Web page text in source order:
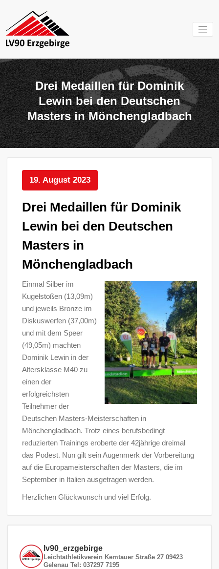
springen
e.V.
Mein Verein im
Drei Medaillen für Dominik
Lewin bei den Deutschen
Masters in Mönchengladbach
19. August 2023
Drei Medaillen für Dominik
Lewin bei den Deutschen
Masters in
Mönchengladbach
Einmal Silber im
Kugelstoßen (13,09m)
und jeweils Bronze im
Diskuswerfen (37,00m)
und mit dem Speer
(49,05m) machten
Dominik Lewin in der
Altersklasse M40 zu
einen der
erfolgreichsten
Teilnehmer der
Deutschen Masters-Meisterschaften in
Mönchengladbach. Trotz eines berufsbedingt
reduzierten Trainings eroberte der 42jährige dreimal
das Podest. Nun gilt sein Augenmerk der Vorbereitung
auf die Europameisterschaften der Masters, die im
September in Italien ausgetragen werden.
Herzlichen Glückwunsch und viel Erfolg.
lv90_erzgebirge
Leichtathletikverein Kemtauer Straße 27 09423
Gelenau Tel: 037297 7195